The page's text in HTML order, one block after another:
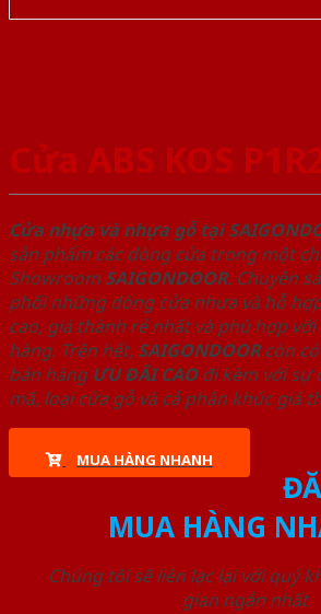
Cửa ABS KOS
Cửa nhựa và nhựa gỗ tại
sản phẩm các dòng cửa trong một
Showroom SAIGONDOOR. Chuyên
phối những dòng cửa nhựa và hỗ
cao, giá thành rẻ nhất và phù hợp
hàng. Trên hết, SAIGONDOORcòn
bán hàng ƯU ĐÃI CAOđi kèm với sự
mã, loại cửa gỗ và cả phân khúc giá
MUA HÀNG NHANH
MUA HÀNG
Chúng tôi sẽ liên lạc lại với quý
gian ngắn nhất